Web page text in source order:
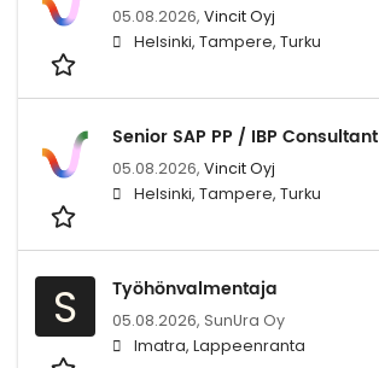
05.08.2026, Vincit Oyj
Helsinki, Tampere, Turku
Senior SAP PP / IBP Consultant
05.08.2026, Vincit Oyj
Helsinki, Tampere, Turku
S Työhönvalmentaja
05.08.2026, SunUra Oy
Imatra, Lappeenranta